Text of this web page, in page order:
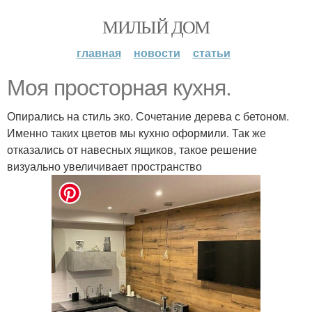
МИЛЫЙ ДОМ
главная новости статьи
Моя просторная кухня.
Опирались на стиль эко. Сочетание дерева с бетоном.
Именно таких цветов мы кухню оформили. Так же
отказались от навесных ящиков, такое решение
визуально увеличивает пространство